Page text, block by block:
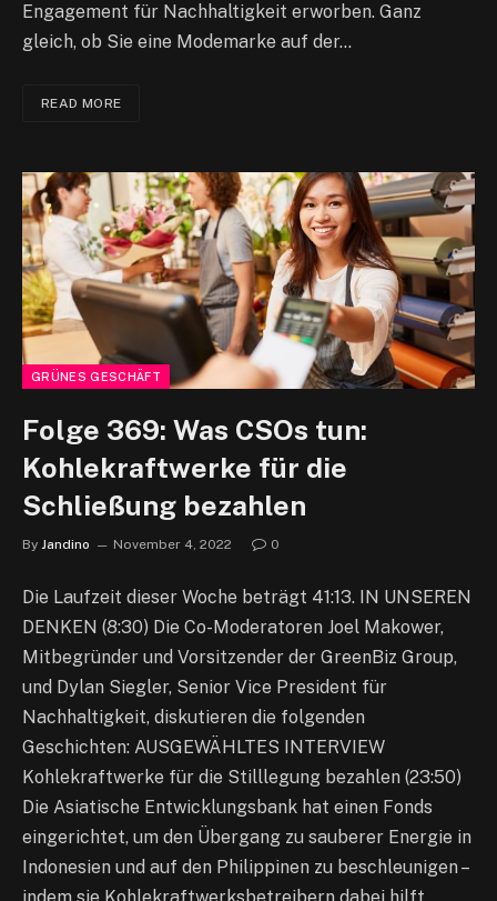
Engagement für Nachhaltigkeit erworben. Ganz
gleich, ob Sie eine Modemarke auf der…
READ MORE
GRÜNES GESCHÄFT
Folge 369: Was CSOs tun:
Kohlekraftwerke für die
Schließung bezahlen
By Jandino November 4, 2022 0
Die Laufzeit dieser Woche beträgt 41:13. IN UNSEREN
DENKEN (8:30) Die Co-Moderatoren Joel Makower,
Mitbegründer und Vorsitzender der GreenBiz Group,
und Dylan Siegler, Senior Vice President für
Nachhaltigkeit, diskutieren die folgenden
Geschichten: AUSGEWÄHLTES INTERVIEW
Kohlekraftwerke für die Stilllegung bezahlen (23:50)
Die Asiatische Entwicklungsbank hat einen Fonds
eingerichtet, um den Übergang zu sauberer Energie in
Indonesien und auf den Philippinen zu beschleunigen –